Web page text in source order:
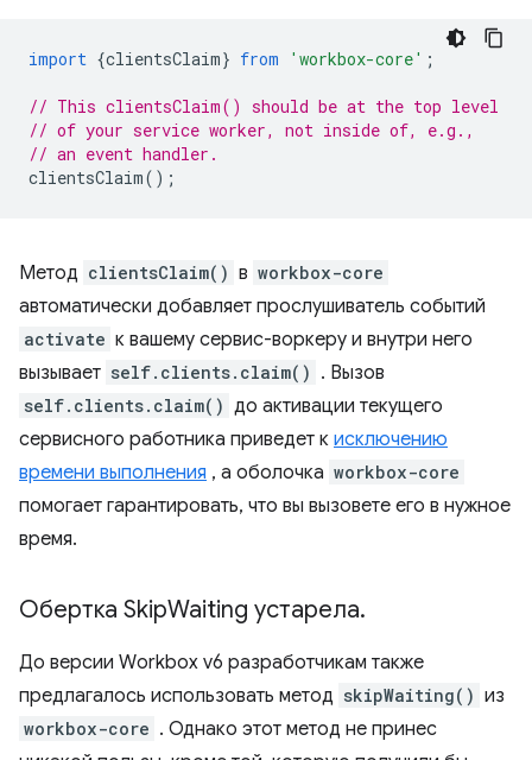
import {clientsClaim} from 'workbox-core' ;
// This clientsClaim() should be at the top level
// of your service worker, not inside of, e.g.,
// an event handler.
clientsClaim();
Метод clientsClaim() в workbox-core
автоматически добавляет прослушиватель событий
activate к вашему сервис-воркеру и внутри него
вызывает self.clients.claim() . Вызов
self.clients.claim() до активации текущего
сервисного работника приведет к исключению
времени выполнения , а оболочка workbox-core
помогает гарантировать, что вы вызовете его в нужное
время.
Обертка SkipWaiting устарела.
До версии Workbox v6 разработчикам также
предлагалось использовать метод skipWaiting() из
workbox-core . Однако этот метод не принес